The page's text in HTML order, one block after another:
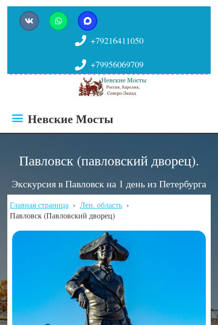
+79216411050
+79956069709
Невские Мосты
Павловск (павловский дворец).
Экскурсия в Павловск на 1 день из Петербурга
Главная страница › Лен. область ›
Павловск (Павловский дворец)